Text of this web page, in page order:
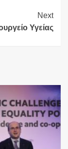
Next
Υγείας